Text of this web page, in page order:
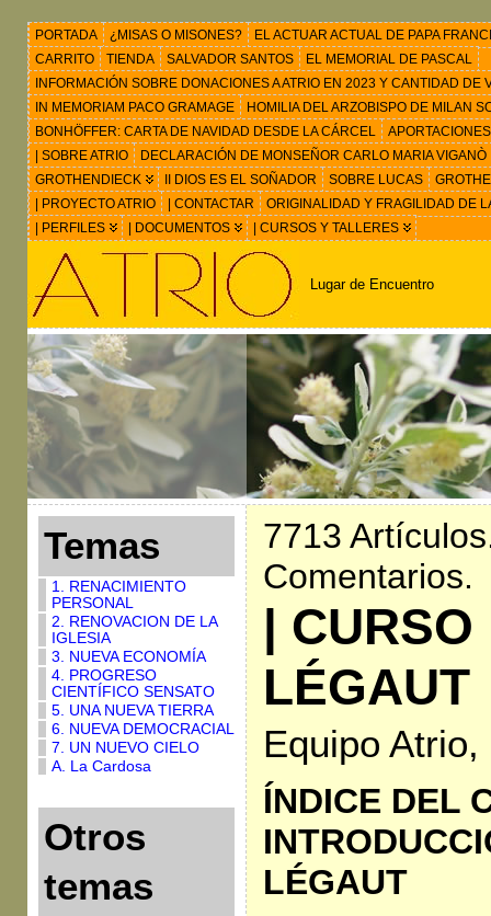
PORTADA ¿MISAS O MISONES?
EL ACTUAR ACTUAL DE PAPA
CARRITO
TIENDA SALVADOR SANTOS
EL MEMORIAL DE PASCAL
INFORMACIÓN SOBRE DONACIONES A ATRIO EN 2023 Y CANTIDAD
IN MEMORIAM PACO GRAMAGE
HOMILIA DEL ARZOBISPO DE MILAN
BONHÖFFER: CARTA DE NAVIDAD DESDE LA CÁRCEL
| SOBRE ATRIO
DECLARACIÓN DE MONSEÑOR CARLO MARIA VIGANÒ
GROTHENDIECK
II DIOS ES EL SOÑADOR SOBRE LUCAS
| PROYECTO ATRIO
| CONTACTAR
ORIGINALIDAD Y FRAGILIDAD DE
| PERFILES
| DOCUMENTOS | CURSOS Y TALLERES
Lugar de Encuentro
Temas
1. RENACIMIENTO
PERSONAL
2. RENOVACION DE LA
IGLESIA
3. NUEVA ECONOMÍA
4. PROGRESO
CIENTÍFICO SENSATO
5. UNA NUEVA TIERRA
6. NUEVA DEMOCRACIAL
7. UN NUEVO CIELO
A. La Cardosa
Otros
temas
7713
Comentarios.
|
LÉGAUT
Equipo
ÍNDICE DEL
LÉGAUT